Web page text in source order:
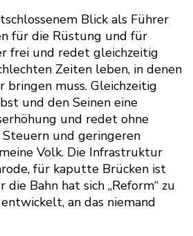
Blick als Führer
für die Rüstung und für
frei und redet gleichzeitig
Zeiten leben, in denen
bringen muss. Gleichzeitig
und den Seinen eine
und redet ohne
Steuern und geringeren
Volk. Die Infrastruktur
für kaputte Brücken ist
Bahn hat sich „Reform“ zu
an das niemand